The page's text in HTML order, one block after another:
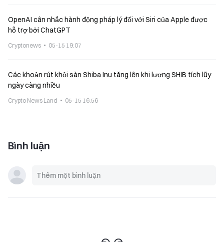
OpenAI cân nhắc hành động pháp lý đối với Siri của Apple được
hỗ trợ bởi ChatGPT
Cryptonews 05-15 19:07
Các khoản rút khỏi sàn Shiba Inu tăng lên khi lượng SHIB tích lũy
ngày càng nhiều
Crypto News Land 05-15 16:56
Bình luận